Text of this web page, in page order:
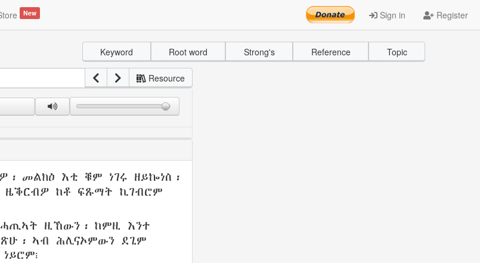
New Sign in Register
Keyword Root word Strong's Reference Topic
Resource
፡ መልክዕ እቲ ቑም ነገሩ ዘይኰነስ ፡
ዜቕርብዎ ከቶ ፍጹማት ኪገብሮም
ሓጢኣት ዚኸውን፡ ከምዚ እንተ
፡ ኣብ ሕሊናኦምውን ደጊም
ነይሮም፧